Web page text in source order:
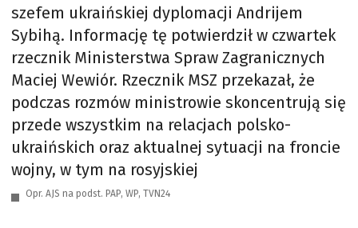
szefem ukraińskiej dyplomacji Andrijem
Sybihą. Informację tę potwierdził w czwartek
rzecznik Ministerstwa Spraw Zagranicznych
Maciej Wewiór. Rzecznik MSZ przekazał, że
podczas rozmów ministrowie skoncentrują się
przede wszystkim na relacjach polsko-
ukraińskich oraz aktualnej sytuacji na froncie
wojny, w tym na rosyjskiej
Opr. AJS na podst. PAP, WP, TVN24